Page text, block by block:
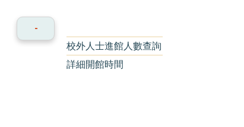
校外人士進館人數查詢
詳細開館時間